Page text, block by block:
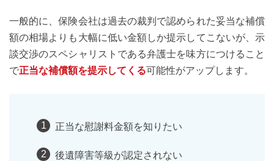
一般的に、保険会社は過去の裁判で認められた妥当な補償
額の相場よりも大幅に低い金額しか提示してこないが、示
談交渉のスペシャリストである弁護士を味方につけること
で正当な補償額を提示してくる可能性がアップします。
正当な慰謝料金額を知りたい
後遺障害等級が認定されない